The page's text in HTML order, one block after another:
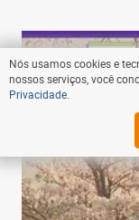
Nós usamos cookies e
nossos serviços, você
Privacidade